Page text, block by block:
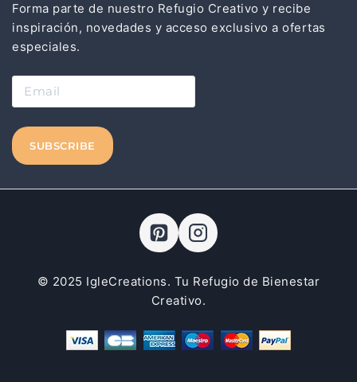
Forma parte de nuestro Refugio Creativo y recibe
inspiración, novedades y acceso exclusivo a ofertas
especiales.
© 2025 IgleCreations. Tu Refugio de Bienestar
Creativo.